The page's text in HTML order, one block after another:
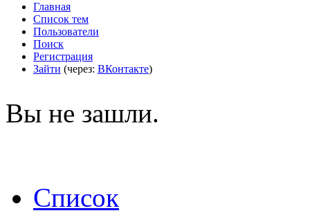
Главная
Список тем
Пользователи
Поиск
Регистрация
Зайти (через: ВКонтакте)
Вы не зашли.
Список